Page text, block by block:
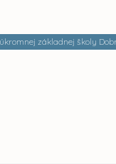
základnej školy